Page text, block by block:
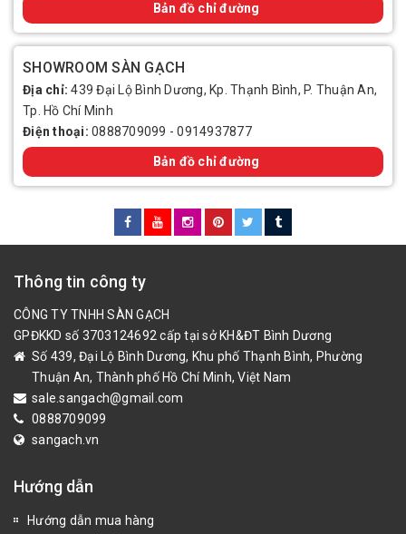
Bản đồ chỉ đường
SHOWROOM SÀN GẠCH
Địa chỉ:439 Đại Lộ Bình Dương, Kp. Thạnh Bình, P. Thuận An,
Tp. Hồ Chí Minh
Điện thoại: 0888709099 -0914937877
Bản đồ chỉ đường
Thông tin công ty
CÔNG TY TNHH SÀN GẠCH
GPĐKKD số 3703124692 cấp tại sở KH&ĐT Bình Dương
Số 439, Đại Lộ Bình Dương, Khu phố Thạnh Bình, Phường
Thuận An, Thành phố Hồ Chí Minh, Việt Nam
sale.sangach@gmail.com
0888709099
sangach.vn
Hướng dẫn
Hướng dẫn mua hàng